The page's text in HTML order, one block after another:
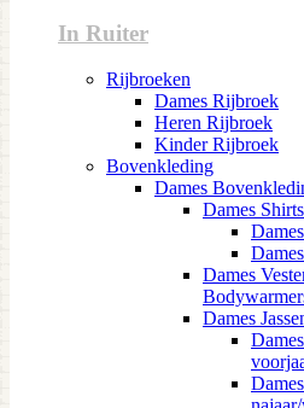
In Ruiter
Rijbroeken
Dames Rijbroek
Heren Rijbroek
Kinder Rijbroek
Bovenkleding
Dames
Dames
Dames
Dames